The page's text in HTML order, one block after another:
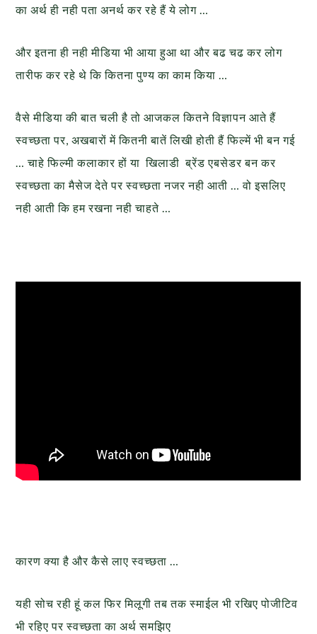
का अर्थ ही नही पता अनर्थ कर रहे हैं ये लोग …
और इतना ही नही मीडिया भी आया हुआ था और बढ चढ कर लोग
तारीफ कर रहे थे कि कितना पुण्य का काम किया …
वैसे मीडिया की बात चली है तो आजकल कितने विज्ञापन आते हैं
स्वच्छता पर, अखबारों में कितनी बातें लिखी होती हैं फिल्में भी बन गई
… चाहे फिल्मी कलाकार हों या खिलाडी ब्रेंड एबसेडर बन कर
स्वच्छता का मैसेज देते पर स्वच्छता नजर नही आती … वो इसलिए
नही आती कि हम रखना नही चाहते …
कारण क्या है और कैसे लाए स्वच्छता …
यही सोच रही हूं कल फिर मिलूगी तब तक स्माईल भी रखिए पोजीटिव
भी रहिए पर स्वच्छता का अर्थ समझिए